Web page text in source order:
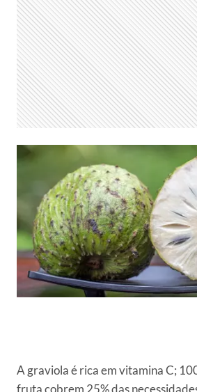
A graviola é rica em vitamina C;